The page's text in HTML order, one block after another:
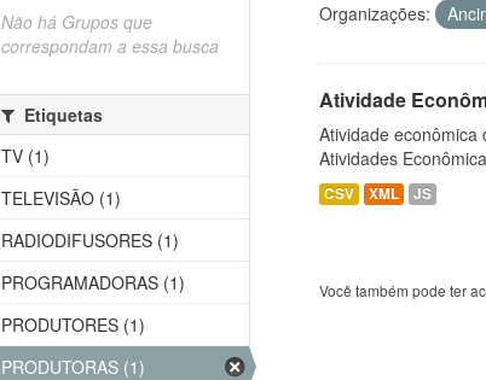
Organizações:
Atividade
Atividade econômica
Atividades
CSV XML JS
Você também pode ter
Não há Grupos que
correspondam a essa busca
Etiquetas
TV (1)
TELEVISÃO (1)
RADIODIFUSORES (1)
PROGRAMADORAS (1)
PRODUTORES (1)
PRODUTORAS (1)